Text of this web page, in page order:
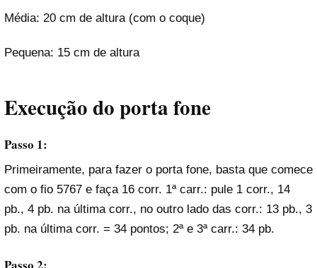
Média: 20 cm de altura (com o coque)
Pequena: 15 cm de altura
Execução do porta fone
Passo 1:
Primeiramente, para fazer o porta fone, basta que comece
com o fio 5767 e faça 16 corr. 1ª carr.: pule 1 corr., 14
pb., 4 pb. na última corr., no outro lado das corr.: 13 pb., 3
pb. na última corr. = 34 pontos; 2ª e 3ª carr.: 34 pb.